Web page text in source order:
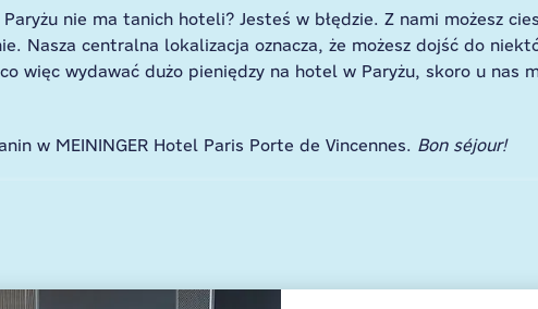
nie ma tanich hoteli? Jesteś w błędzie. Z nami możesz
Nasza centralna lokalizacja oznacza, że ​​możesz dojść do
więc wydawać dużo pieniędzy na hotel w Paryżu, skoro u nas
w MEININGER Hotel Paris Porte de Vincennes. Bon séjour!